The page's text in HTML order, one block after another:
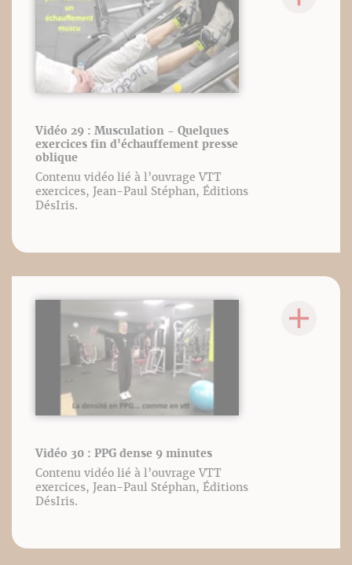
Vidéo 29 : Musculation - Quelques
exercices fin d'échauffement presse
oblique
Contenu vidéo lié à l’ouvrage VTT
exercices, Jean-Paul Stéphan, Éditions
DésIris.
Vidéo 30 : PPG dense 9 minutes
Contenu vidéo lié à l’ouvrage VTT
exercices, Jean-Paul Stéphan, Éditions
DésIris.